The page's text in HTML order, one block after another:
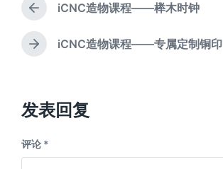
上
篇
文
章
iCNC造物课程——榉木时钟
下
：
iCNC造物课程——专属定制铜印
发表回复
评论 *